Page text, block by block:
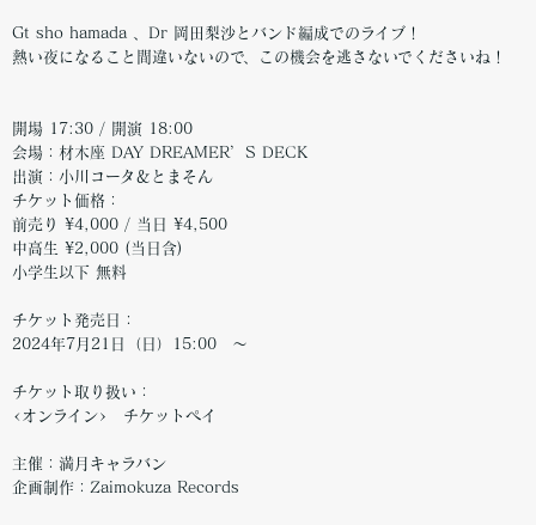
Gt sho hamada 、Dr 岡田梨沙とバンド編成でのライブ！
熱い夜になること間違いないので、この機会を逃さないでくださいね！
開場 17:30 / 開演 18:00
会場：材木座 DAY DREAMER’S DECK
出演：小川コータ＆とまそん
チケット価格：
前売り ¥4,000 / 当日 ¥4,500
中高生 ¥2,000 (当日含)
小学生以下 無料
チケット発売日：
2024年7月21日（日）15:00 〜
チケット取り扱い：
<オンライン> チケットペイ
主催：満月キャラバン
企画制作：Zaimokuza Records